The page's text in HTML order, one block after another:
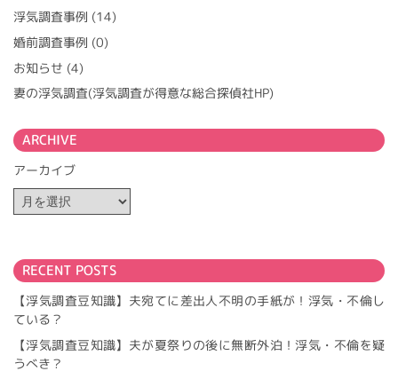
浮気調査事例 (14)
婚前調査事例 (0)
お知らせ (4)
妻の浮気調査(浮気調査が得意な総合探偵社HP)
ARCHIVE
アーカイブ
RECENT POSTS
【浮気調査豆知識】夫宛てに差出人不明の手紙が！浮気・不倫し
ている？
【浮気調査豆知識】夫が夏祭りの後に無断外泊！浮気・不倫を疑
うべき？